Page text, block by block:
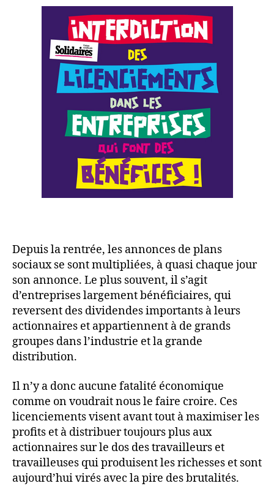
Depuis la rentrée, les annonces de plans
sociaux se sont multipliées, à quasi chaque jour
son annonce. Le plus souvent, il s’agit
d’entreprises largement bénéficiaires, qui
reversent des dividendes importants à leurs
actionnaires et appartiennent à de grands
groupes dans l’industrie et la grande
distribution.
Il n’y a donc aucune fatalité économique
comme on voudrait nous le faire croire. Ces
licenciements visent avant tout à maximiser les
profits et à distribuer toujours plus aux
actionnaires sur le dos des travailleurs et
travailleuses qui produisent les richesses et sont
aujourd’hui virés avec la pire des brutalités.